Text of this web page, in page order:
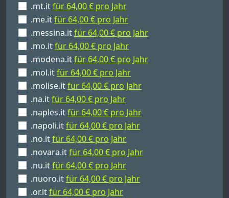
.mt.itfür 64,00 € pro Jahr
.me.itfür 64,00 € pro Jahr
.messina.itfür 64,00 € pro Jahr
.mo.itfür 64,00 € pro Jahr
.modena.itfür 64,00 € pro Jahr
.mol.itfür 64,00 € pro Jahr
.molise.itfür 64,00 € pro Jahr
.na.itfür 64,00 € pro Jahr
.naples.itfür 64,00 € pro Jahr
.napoli.itfür 64,00 € pro Jahr
.no.itfür 64,00 € pro Jahr
.novara.itfür 64,00 € pro Jahr
.nu.itfür 64,00 € pro Jahr
.nuoro.itfür 64,00 € pro Jahr
.or.itfür 64,00 € pro Jahr